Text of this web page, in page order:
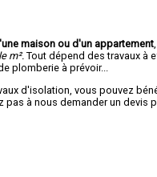
maison ou d'un appartement
m². Tout dépend des travaux à
plomberie à prévoir...
d'isolation, vous pouvez
pas à nous demander un devis